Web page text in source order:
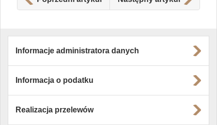
Informacje administratora danych
Informacja o podatku
Realizacja przelewów